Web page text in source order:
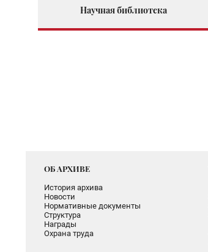
Научная библиотека
ОБ АРХИВЕ
История архива
Новости
Нормативные документы
Структура
Награды
Охрана труда